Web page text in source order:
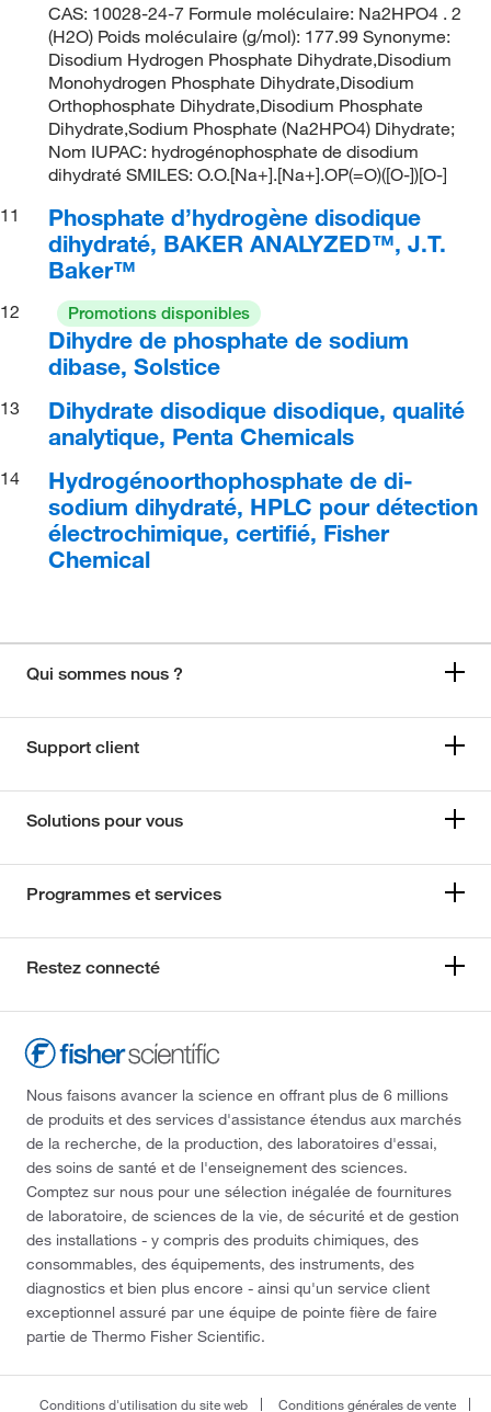
CAS: 10028-24-7 Formule moléculaire: Na2HPO4 . 2
(H2O) Poids moléculaire (g/mol): 177.99 Synonyme:
Disodium Hydrogen Phosphate Dihydrate,Disodium
Monohydrogen Phosphate Dihydrate,Disodium
Orthophosphate Dihydrate,Disodium Phosphate
Dihydrate,Sodium Phosphate (Na2HPO4) Dihydrate;
Nom IUPAC: hydrogénophosphate de disodium
dihydraté SMILES: O.O.[Na+].[Na+].OP(=O)([O-])[O-]
11
Phosphate d’hydrogène disodique
dihydraté, BAKER ANALYZED™, J.T.
Baker™
12 Promotions disponibles
Dihydre de phosphate de sodium
dibase, Solstice
13
Dihydrate disodique disodique, qualité
analytique, Penta Chemicals
14
Hydrogénoorthophosphate de di-
sodium dihydraté, HPLC pour détection
électrochimique, certifié, Fisher
Chemical
Qui sommes nous ?
Support client
Solutions pour vous
Programmes et services
Restez connecté
Nous faisons avancer la science en offrant plus de 6 millions
de produits et des services d'assistance étendus aux marchés
de la recherche, de la production, des laboratoires d'essai,
des soins de santé et de l'enseignement des sciences.
Comptez sur nous pour une sélection inégalée de fournitures
de laboratoire, de sciences de la vie, de sécurité et de gestion
des installations - y compris des produits chimiques, des
consommables, des équipements, des instruments, des
diagnostics et bien plus encore - ainsi qu'un service client
exceptionnel assuré par une équipe de pointe fière de faire
partie de Thermo Fisher Scientific.
Conditions d'utilisation du site web Conditions générales de vente